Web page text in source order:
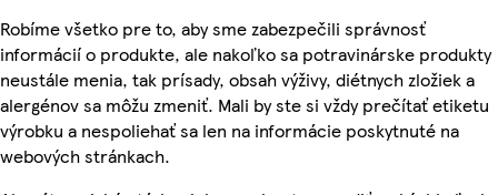
Robíme všetko pre to, aby sme zabezpečili správnosť
informácií o produkte, ale nakoľko sa potravinárske produkty
neustále menia, tak prísady, obsah výživy, diétnych zložiek a
alergénov sa môžu zmeniť. Mali by ste si vždy prečítať etiketu
výrobku a nespoliehať sa len na informácie poskytnuté na
webových stránkach.